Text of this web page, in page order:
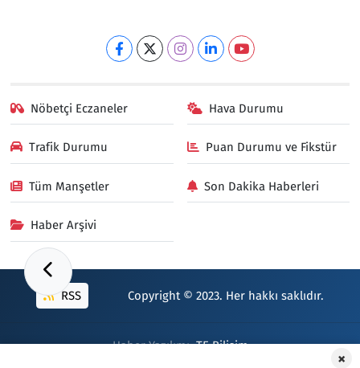
×
Nöbetçi Eczaneler Hava Durumu
Trafik Durumu Puan Durumu ve Fikstür
Tüm Manşetler Son Dakika Haberleri
Haber Arşivi
RSS Copyright © 2023. Her hakkı saklıdır.
Haber Yazılımı:TE Bilişim